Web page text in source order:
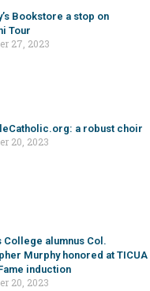
Bookstore a stop on
Tour
27, 2023
a robust choir
20, 2023
College alumnus Col.
Murphy honored at TICUA
induction
20, 2023